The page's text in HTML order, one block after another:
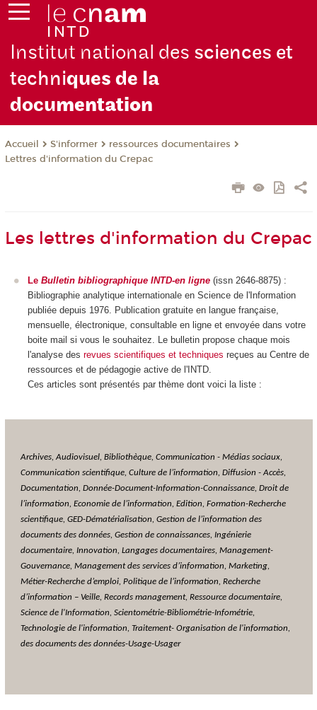
Institut national des sciences et
techniques de la
documentation
Accueil S'informer
ressources documentaires
Lettres d'information du Crepac
Les lettres d'information du Crepac
Le Bulletin bibliographique INTD-en ligne (issn 2646-8875) :
Bibliographie analytique internationale en Science de l'Information
publiée depuis 1976. Publication gratuite en langue française,
mensuelle, électronique, consultable en ligne et envoyée dans votre
boite mail si vous le souhaitez. Le bulletin propose chaque mois
l'analyse des revues scientifiques et techniques reçues au Centre de
ressources et de pédagogie active de l'INTD.
Ces articles sont présentés par thème dont voici la liste :
Archives, Audiovisuel, Bibliothèque, Communication - Médias sociaux,
Communication scientifique, Culture de l’information, Diffusion - Accès,
Documentation, Donnée-Document-Information-Connaissance, Droit de
l’information, Economie de l’information, Edition, Formation-Recherche
scientifique, GED-Dématérialisation, Gestion de l’information des
documents des données, Gestion de connaissances, Ingénierie
documentaire, Innovation, Langages documentaires, Management-
Gouvernance, Management des services d’information, Marketing,
Métier-Recherche d’emploi, Politique de l’information, Recherche
d’information – Veille, Records management, Ressource documentaire,
Science de l'Information, Scientométrie-Bibliométrie-Infométrie,
Technologie de l'information, Traitement- Organisation de l'information,
des documents des données-Usage-Usager